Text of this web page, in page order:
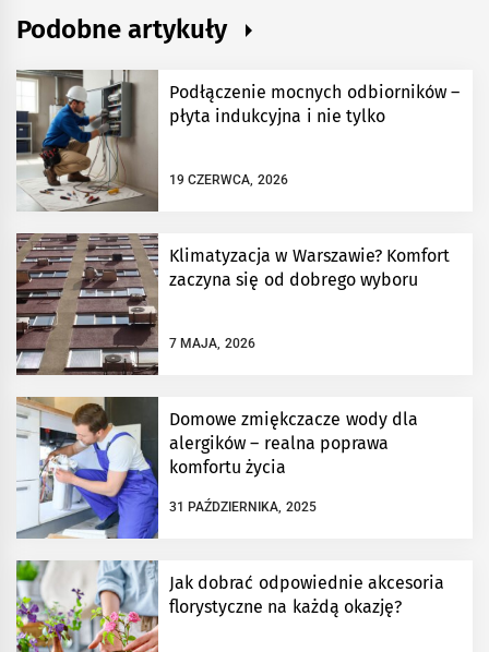
Podobne artykuły
Podłączenie mocnych odbiorników –
płyta indukcyjna i nie tylko
19 CZERWCA, 2026
Klimatyzacja w Warszawie? Komfort
zaczyna się od dobrego wyboru
7 MAJA, 2026
Domowe zmiękczacze wody dla
alergików – realna poprawa
komfortu życia
31 PAŹDZIERNIKA, 2025
Jak dobrać odpowiednie akcesoria
florystyczne na każdą okazję?